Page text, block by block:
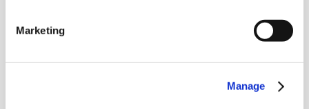
Marketing
Manage